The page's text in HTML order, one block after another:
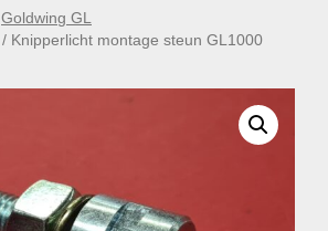
Goldwing GL
/ Knipperlicht montage steun GL1000